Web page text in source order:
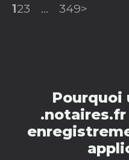
123 ... 349>
Pourquoi
.notaires.fr